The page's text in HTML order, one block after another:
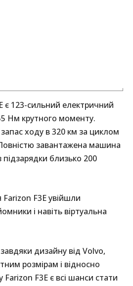
є 123-сильний електричний
Нм крутного моменту.
ходу в 320 км за циклом
завантажена машина
близько 200
F3E увійшли
і навіть віртуальна
дизайну від Volvo,
розмірам і відносно
Farizon F3E є всі шанси стати